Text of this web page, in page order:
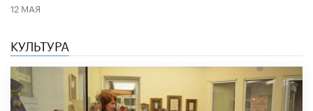
12 МАЯ
КУЛЬТУРА